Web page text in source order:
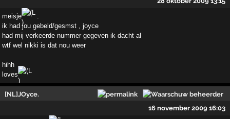
meisje
.
ik had jou gebeld/gesmst , joyce
had mij verkeerde nummer gegeven ik dacht al
wtf wel nikki is dat nou weer
hihh
loves
[NL]JOyce.
16 november 2009 16:03